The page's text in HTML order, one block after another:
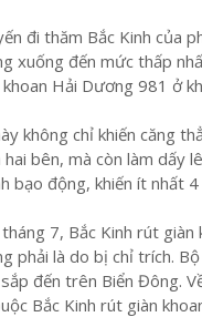
đi thăm Bắc Kinh của
xuống đến mức thấp
khoan Hải Dương 981 ở
không chỉ khiến căng
hai bên, mà còn làm dấy
bạo động, khiến ít nhất
7, Bắc Kinh rút
phải là do bị chỉ trích.
đến trên Biển Đông.
Bắc Kinh rút giàn